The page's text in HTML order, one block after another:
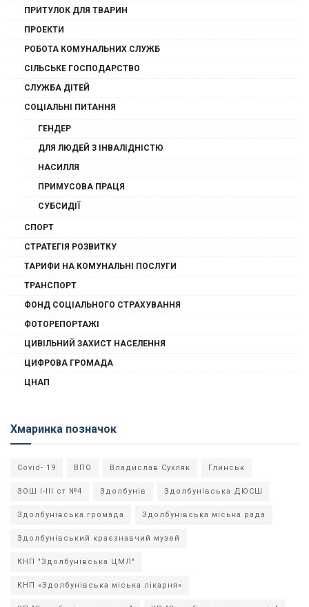
ПРИТУЛОК ДЛЯ ТВАРИН
ПРОЕКТИ
РОБОТА КОМУНАЛЬНИХ СЛУЖБ
СІЛЬСЬКЕ ГОСПОДАРСТВО
СЛУЖБА ДІТЕЙ
СОЦІАЛЬНІ ПИТАННЯ
ГЕНДЕР
ДЛЯ ЛЮДЕЙ З ІНВАЛІДНІСТЮ
НАСИЛЛЯ
ПРИМУСОВА ПРАЦЯ
СУБСИДІЇ
СПОРТ
СТРАТЕГІЯ РОЗВИТКУ
ТАРИФИ НА КОМУНАЛЬНІ ПОСЛУГИ
ТРАНСПОРТ
ФОНД СОЦІАЛЬНОГО СТРАХУВАННЯ
ФОТОРЕПОРТАЖІ
ЦИВІЛЬНИЙ ЗАХИСТ НАСЕЛЕННЯ
ЦИФРОВА ГРОМАДА
ЦНАП
Хмаринка позначок
Covid- 19 ВПО Владислав Сухляк Глинськ
ЗОШ І-ІІІ ст №4 Здолбунів Здолбунівська ДЮСШ
Здолбунівська громада Здолбунівська міська рада
Здолбунівський краєзнавчий музей
КНП "Здолбунівська ЦМЛ"
КНП «Здолбунівська міська лікарня»